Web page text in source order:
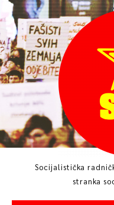
Skip
to
content
Socijalistička
stranka